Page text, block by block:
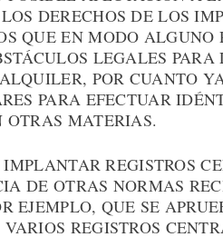
DERECHOS DE LOS
QUE EN MODO
LEGALES
POR CUANTO
PARA EFECTUAR
MATERIAS.
REGISTROS
DE OTRAS NORMAS
EJEMPLO, QUE SE
REGISTROS